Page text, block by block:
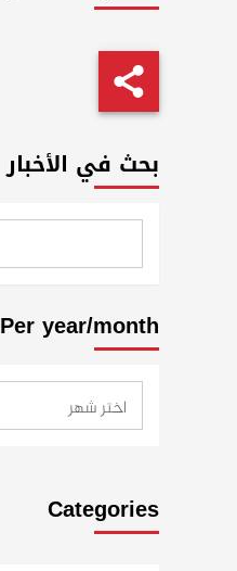
بحث في الأخبار
Per year/month
Categories